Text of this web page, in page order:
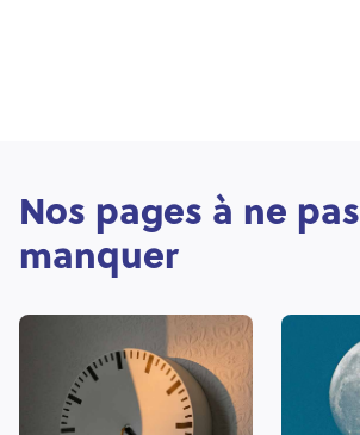
Nos pages à ne pas
manquer